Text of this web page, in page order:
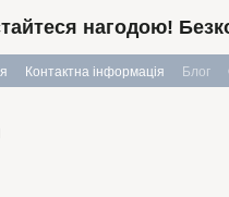
нагодою!
Контактна інформація Блог